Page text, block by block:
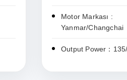
Motor Markası :
Yanmar/Changchai
Output Power：